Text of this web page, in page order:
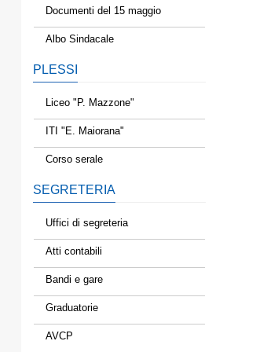
Documenti del 15 maggio
Albo Sindacale
PLESSI
Liceo "P. Mazzone"
ITI "E. Maiorana"
Corso serale
SEGRETERIA
Uffici di segreteria
Atti contabili
Bandi e gare
Graduatorie
AVCP